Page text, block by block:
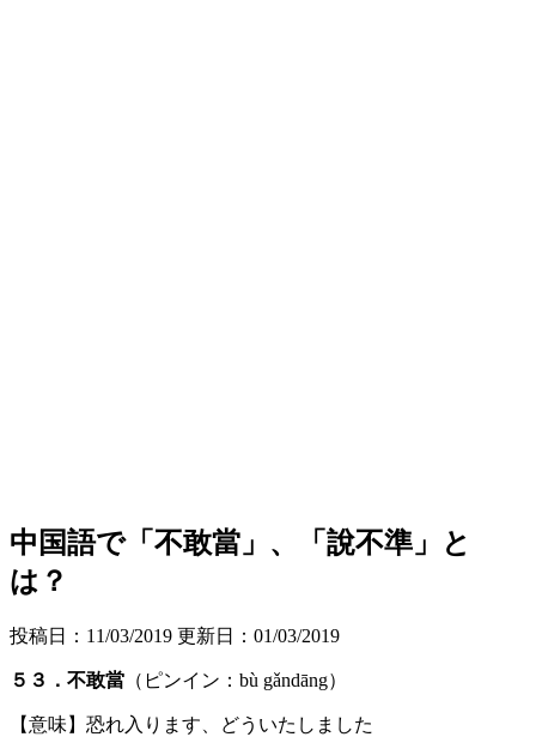
中国語で「不敢當」、「說不準」と
は？
投稿日：11/03/2019 更新日： 01/03/2019
５３．不敢當 （ピンイン：bù gǎndāng）
【意味】恐れ入ります、どういたしました